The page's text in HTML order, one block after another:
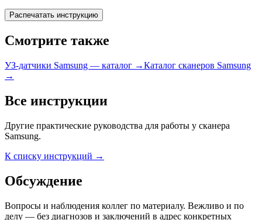
Распечатать инструкцию
Смотрите также
УЗ-датчики Samsung — каталог →Каталог сканеров Samsung
→
Все инструкции
Другие практические руководства для работы у сканера
Samsung.
К списку инструкций →
Обсуждение
Вопросы и наблюдения коллег по материалу. Вежливо и по
делу — без диагнозов и заключений в адрес конкретных